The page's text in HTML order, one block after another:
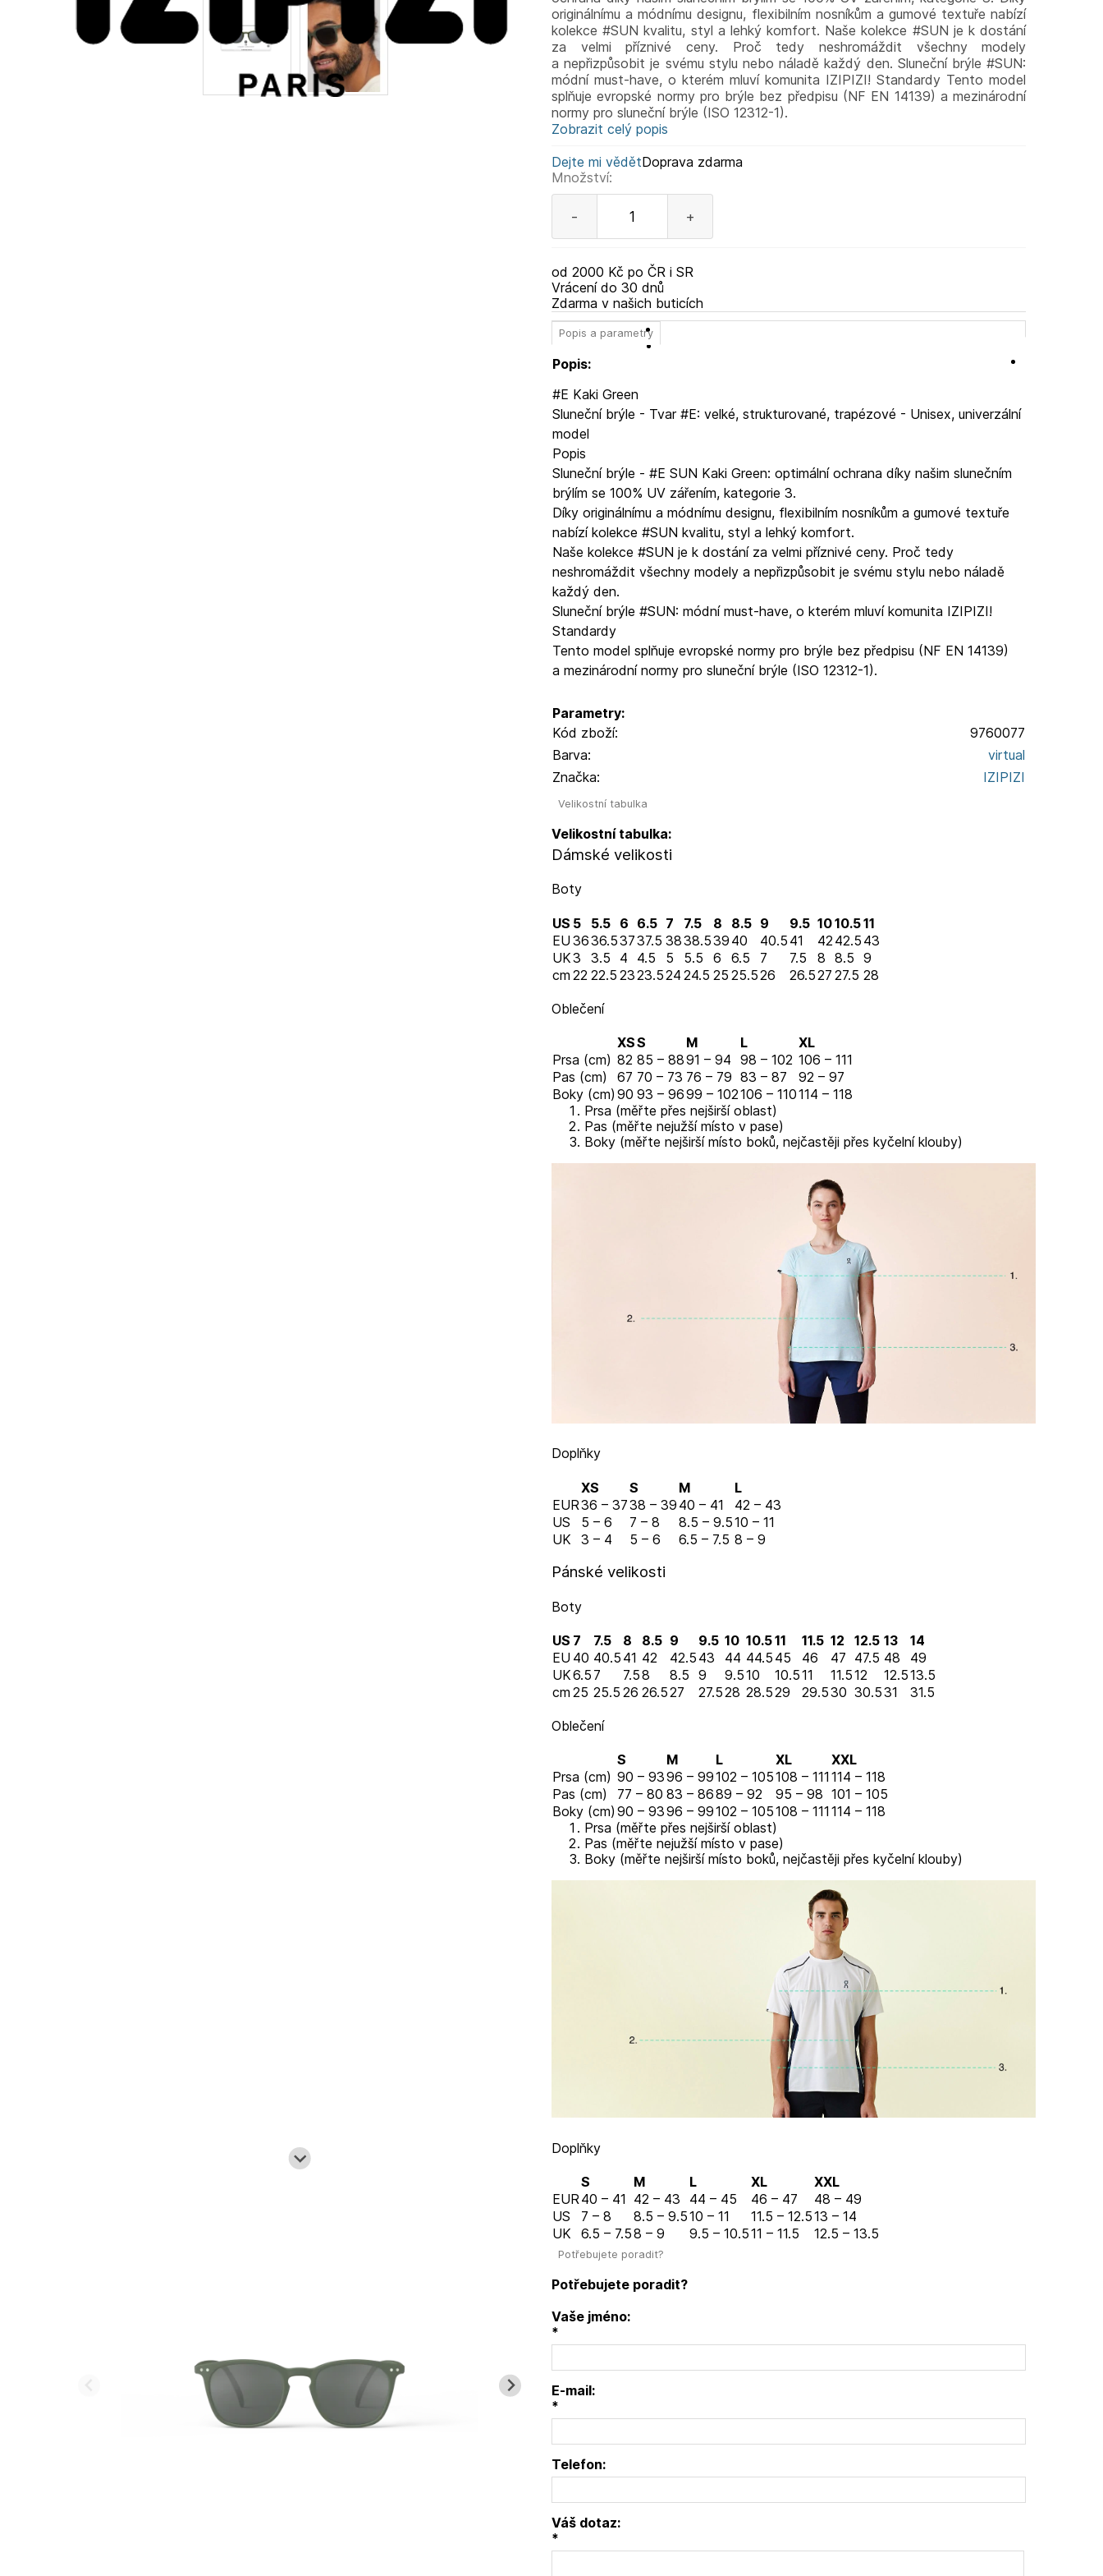
originálnímu a módnímu designu, flexibilním nosníkům a gumové textuře nabízí
kolekce #SUN kvalitu, styl a lehký komfort. Naše kolekce #SUN je k dostání
za velmi příznivé ceny. Proč tedy neshromáždit všechny modely
a nepřizpůsobit je svému stylu nebo náladě každý den. Sluneční brýle #SUN:
módní must-have, o kterém mluví komunita IZIPIZI! Standardy Tento model
splňuje evropské normy pro brýle bez předpisu (NF EN 14139) a mezinárodní
normy pro sluneční brýle (ISO 12312-1).
Zobrazit celý popis
Dejte mi vědět
Množství:
- +
Doprava zdarma
od 2000 Kč po ČR i SR
Vrácení do 30 dnů
Zdarma v našich buticích
Popis a parametry
Popis:
#E Kaki Green
Sluneční brýle - Tvar #E: velké, strukturované, trapézové - Unisex, univerzální
model
Popis
Sluneční brýle - #E SUN Kaki Green: optimální ochrana díky našim slunečním
brýlím se 100% UV zářením, kategorie 3.
Díky originálnímu a módnímu designu, flexibilním nosníkům a gumové textuře
nabízí kolekce #SUN kvalitu, styl a lehký komfort.
Naše kolekce #SUN je k dostání za velmi příznivé ceny. Proč tedy
neshromáždit všechny modely a nepřizpůsobit je svému stylu nebo náladě
každý den.
Sluneční brýle #SUN: módní must-have, o kterém mluví komunita IZIPIZI!
Standardy
Tento model splňuje evropské normy pro brýle bez předpisu (NF EN 14139)
a mezinárodní normy pro sluneční brýle (ISO 12312-1).
Parametry:
Kód zboží:
9760077
Barva:
virtual
Značka:
IZIPIZI
Velikostní tabulka
Velikostní tabulka:
Dámské velikosti
Boty
US 5 5.5 6 6.5 7 7.5 8 8.5 9 9.5 1010.511
EU 3636.53737.5 3838.539 40 40.5 41 42 42.5 43
UK3 3.5 4 4.5 5 5.5 6 6.5 7 7.5 8 8.5 9
cm 22 22.5 2323.524 24.5 25 25.526 26.527 27.5 28
Oblečení
XSS M L
XL
Prsa (cm) 82 85 – 8891 – 94 98 – 102 106 – 111
Pas (cm)
67 70 – 73 76 – 79 83 – 87
92 – 97
Boky (cm) 90 93 – 9699 – 102106 – 110114 – 118
Prsa (měřte přes nejširší oblast)
Pas (měřte nejužší místo v pase)
Boky (měřte nejširší místo boků, nejčastěji přes kyčelní klouby)
Doplňky
XS S M
L
EUR36 – 3738 – 39 40 – 41
42 – 43
US
5 – 6 7 – 8 8.5 – 9.510 – 11
UK
3 – 4 5 – 6 6.5 – 7.5 8 – 9
Pánské velikosti
Boty
US 7 7.5 8 8.5 9 9.5 10 10.511 11.5 12 12.5 13
14
EU 40 40.5 41 42 42.5 43 44 44.5 45 46 47 47.5 48
49
UK6.5 7 7.58 8.5 9 9.510 10.511 11.512 12.513.5
cm 25 25.5 26 26.527 27.528 28.529 29.530 30.531 31.5
Oblečení
S M L XL
XXL
Prsa (cm) 90 – 9396 – 99102 – 105108 – 111 114 – 118
Pas (cm)
77 – 80 83 – 8689 – 92 95 – 98 101 – 105
Boky (cm) 90 – 9396 – 99102 – 105108 – 111 114 – 118
Prsa (měřte přes nejširší oblast)
Pas (měřte nejužší místo v pase)
Boky (měřte nejširší místo boků, nejčastěji přes kyčelní klouby)
Doplňky
S M L XL
XXL
EUR 40 – 41 42 – 43 44 – 45 46 – 47
48 – 49
US
7 – 8 8.5 – 9.510 – 11 11.5 – 12.513 – 14
UK
6.5 – 7.58 – 9 9.5 – 10.511 – 11.5 12.5 – 13.5
Potřebujete poradit?
Potřebujete poradit?
Vaše jméno:
*
E-mail:
*
Telefon:
Váš dotaz:
*